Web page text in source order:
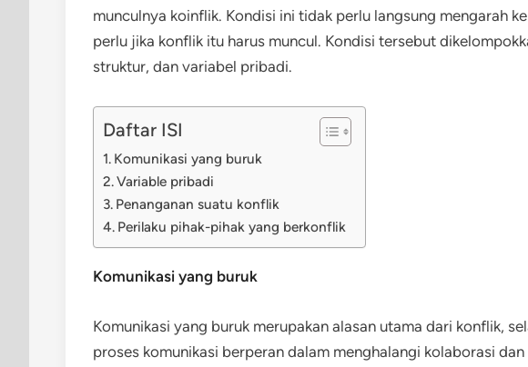
munculnya koinflik. Kondisi ini tidak perlu langsung mengarah ke
perlu jika konflik itu harus muncul. Kondisi tersebut
struktur, dan variabel pribadi.
Daftar ISI
Komunikasi yang buruk
Variable pribadi
Penanganan suatu konflik
Perilaku pihak-pihak yang berkonflik
Komunikasi yang buruk
Komunikasi yang buruk merupakan alasan utama dari konflik,
proses komunikasi berperan dalam menghalangi kolaborasi